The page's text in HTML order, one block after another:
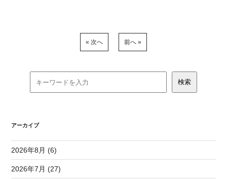
« 次へ 前へ »
アーカイブ
2026年8月 (6)
2026年7月 (27)